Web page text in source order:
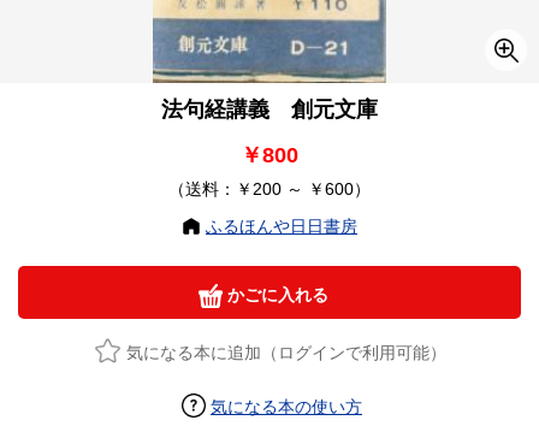
法句経講義 創元文庫
￥800
（送料：￥200 ～ ￥600）
ふるほんや日日書房
かごに入れる
気になる本に追加（ログインで利用可能）
気になる本の使い方